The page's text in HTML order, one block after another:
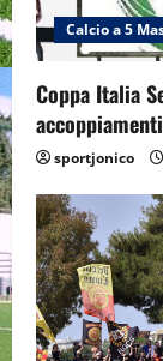
Calcio a 5
Coppa Italia
sportjonico